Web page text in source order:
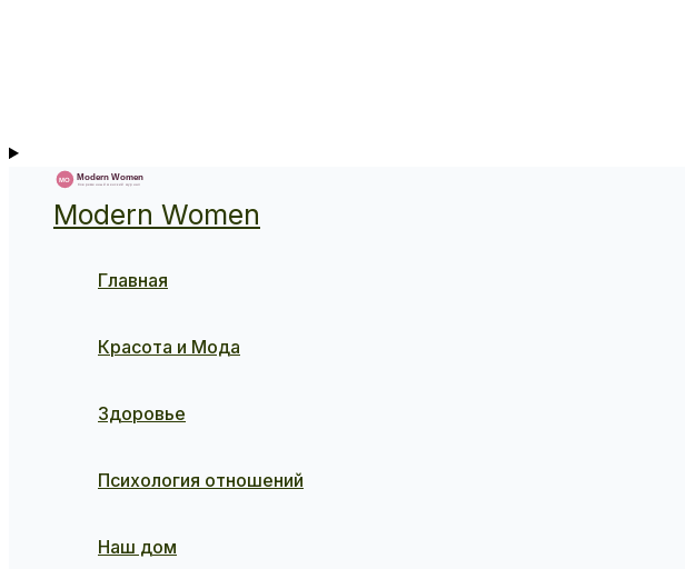
Modern Women
Главная
Красота и Мода
Здоровье
Психология отношений
Наш дом